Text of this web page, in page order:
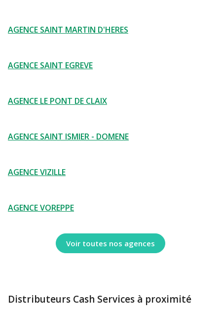
AGENCE SAINT MARTIN D'HERES
AGENCE SAINT EGREVE
AGENCE LE PONT DE CLAIX
AGENCE SAINT ISMIER - DOMENE
AGENCE VIZILLE
AGENCE VOREPPE
Voir toutes nos agences
Distributeurs Cash Services à proximité